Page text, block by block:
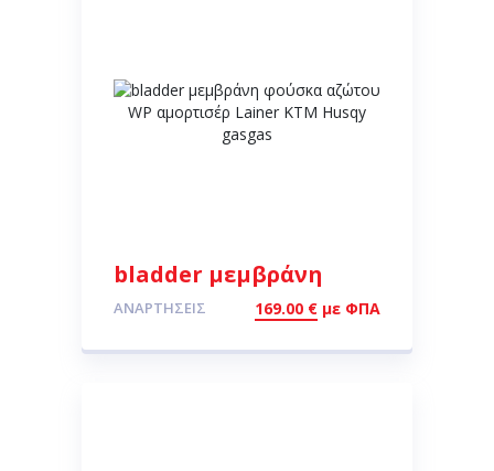
bladder μεμβράνη
φούσκα αζώτου WP
αμορτισέρ Lainer ΚΤΜ
Husqy gasgas
ΑΝΑΡΤΉΣΕΙΣ 169.00 € με ΦΠΑ